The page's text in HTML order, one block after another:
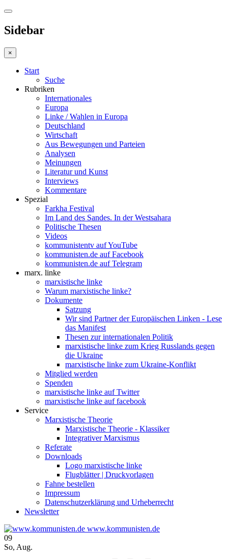
Sidebar
×
Start
Suche
Rubriken
Internationales
Europa
Linke / Wahlen in Europa
Deutschland
Wirtschaft
Aus Bewegungen und Parteien
Analysen
Meinungen
Literatur und Kunst
Interviews
Kommentare
Spezial
Farkha Festival
Im Land des Sandes. In der Westsahara
Politische Thesen
Videos
kommunistentv auf YouTube
kommunisten.de auf Facebook
kommunisten.de auf Telegram
marx. linke
marxistische linke
Warum marxistische linke?
Dokumente
Satzung
Wir sind Partner der Europäischen Linken - Lese
das Manifest
Thesen zur internationalen Politik
marxistische linke zum Krieg Russlands gegen
die Ukraine
marxistische linke zum Ukraine-Konflikt
Mitglied werden
Spenden
marxistische linke auf Twitter
marxistische linke auf facebook
Service
Marxistische Theorie
Marxistische Theorie - Klassiker
Integrativer Marxismus
Referate
Downloads
Logo marxistische linke
Flugblätter | Druckvorlagen
Fahne bestellen
Impressum
Datenschutzerklärung und Urheberrecht
Newsletter
www.kommunisten.de
09
So, Aug.